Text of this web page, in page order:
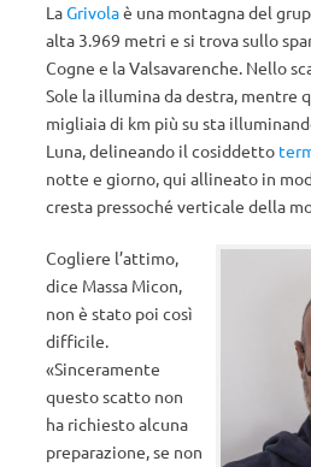
LaGrivolaè una montagna del
alta 3.969 metri e si trova sullo
Cogne e la Valsavarenche. Nello
Sole la illumina da destra, mentre
migliaia di km più su sta
Luna, delineando il cosiddetto
notte e giorno, qui allineato in
cresta pressoché verticale della
Cogliere l’attimo,
dice Massa Micon,
non è stato poi così
difficile.
«Sinceramente
questo scatto non
ha richiesto alcuna
preparazione, se non